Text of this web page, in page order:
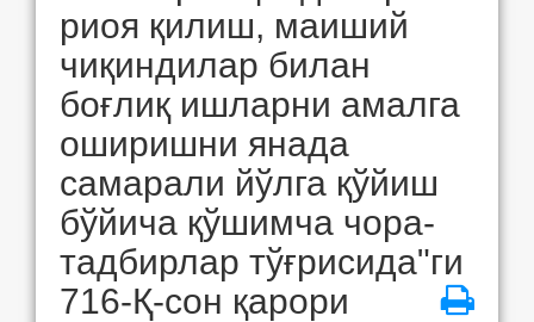
риоя қилиш, маиший
чиқиндилар билан
боғлиқ ишларни амалга
оширишни янада
самарали йўлга қўйиш
бўйича қўшимча чора-
тадбирлар тўғрисида"ги
716-Қ-сон қарори